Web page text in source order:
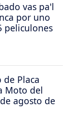
vas pa'l
por uno
peliculones
de Placa
Moto del
agosto de